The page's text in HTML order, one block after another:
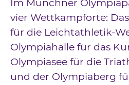
Im Münchner
vier Wettkampforte:
für die Leichtathletik-
Olympiahalle für das
Olympiasee für die
und der Olympiaberg